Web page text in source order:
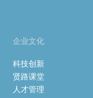
企业文化
科技创新
贤路课堂
人才管理